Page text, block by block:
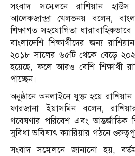
সংবাদ সম্মেলনে রাশিয়ান
আলেকজান্দ্রা খ্লেভনয় বলেন,
শিক্ষাগত সহযোগিতা ধারাবাহিকভাবে
বাংলাদেশি শিক্ষার্থীদের জন্য
২০১৮ সালের ৬৫টি থেকে বেড়ে
হয়েছে, ফলে আরও বেশি শিক্ষার্থী
পাচ্ছেন।
অনুষ্ঠানে অনলাইনে যুক্ত হয়ে রাশিয়ান
ফারজানা ইয়াসমিন বলেন,
গবেষণার পরিবেশ এবং আন্তর্জাতিক
সুবিধা ভবিষ্যৎ ক্যারিয়ার গঠনে
সংবাদ সম্মেলনে জানানো হয়,